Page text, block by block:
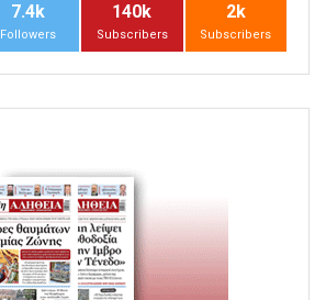
7.4k
Followers
140k
Subscribers
2k
Subscribers